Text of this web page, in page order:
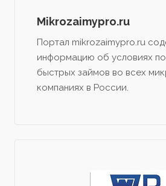
Mikrozaimypro.ru
Портал mikrozaimypro.ru
информацию об условиях
быстрых займов во всех
компаниях в России.